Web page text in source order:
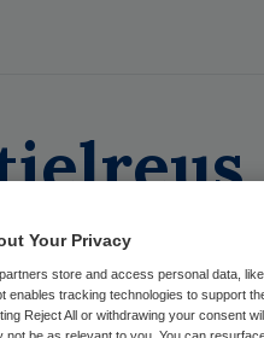
Your Privacy
partners store and access personal data,
enables tracking technologies to support
Reject All or withdrawing your consent